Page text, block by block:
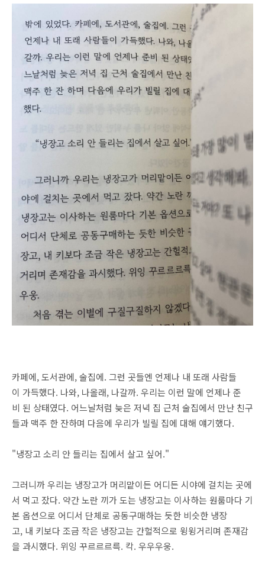
카페에, 도서관에, 술집에. 그런 곳들엔 언제나 내 또래 사람들
이 가득했다. 나와, 나올래, 나갈까. 우리는 이런 말에 언제나 준
비 된 상태였다. 어느날처럼 늦은 저녁 집 근처 술집에서 만난 친구
들과 맥주 한 잔하며 다음에 우리가 빌릴 집에 대해 얘기했다.
"냉장고 소리 안 들리는 집에서 살고 싶어."
그러니까 우리는 냉장고가 머리맡이든 어디든 시야에 걸치는 곳에
서 먹고 잤다. 약간 노란 끼가 도는 냉장고는 이사하는 원룸마다 기
본 옵션으로 어디서 단체로 공동구매하는 듯한 비슷한 냉장
고, 내 키보다 조금 작은 냉장고는 간헐적으로 윙윙거리며 존재감
을 과시했다. 위잉 꾸르르르륵. 칵. 우우우웅.